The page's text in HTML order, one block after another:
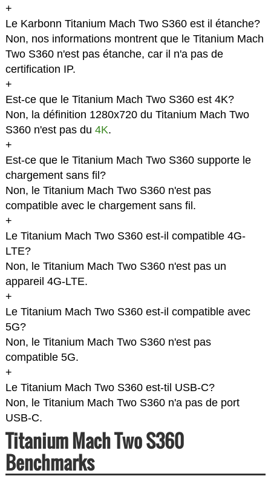
+
Le Karbonn Titanium Mach Two S360 est il étanche?
Non, nos informations montrent que le Titanium Mach
Two S360 n'est pas étanche, car il n'a pas de
certification IP.
+
Est-ce que le Titanium Mach Two S360 est 4K?
Non, la définition 1280x720 du Titanium Mach Two
S360 n'est pas du 4K.
+
Est-ce que le Titanium Mach Two S360 supporte le
chargement sans fil?
Non, le Titanium Mach Two S360 n'est pas
compatible avec le chargement sans fil.
+
Le Titanium Mach Two S360 est-il compatible 4G-
LTE?
Non, le Titanium Mach Two S360 n'est pas un
appareil 4G-LTE.
+
Le Titanium Mach Two S360 est-il compatible avec
5G?
Non, le Titanium Mach Two S360 n'est pas
compatible 5G.
+
Le Titanium Mach Two S360 est-til USB-C?
Non, le Titanium Mach Two S360 n'a pas de port
USB-C.
Titanium Mach Two S360
Benchmarks